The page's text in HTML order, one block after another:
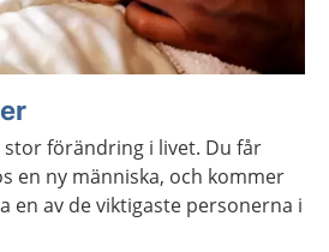
förändring i livet. Du får
en ny människa, och kommer
en av de viktigaste personerna i